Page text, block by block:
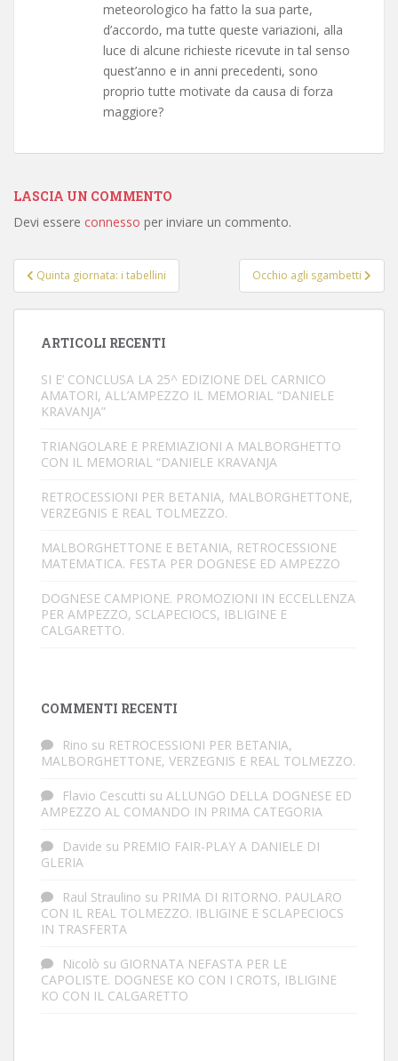
meteorologico ha fatto la sua parte,
d’accordo, ma tutte queste variazioni, alla
luce di alcune richieste ricevute in tal senso
quest’anno e in anni precedenti, sono
proprio tutte motivate da causa di forza
maggiore?
LASCIA UN COMMENTO
Devi essere connesso per inviare un commento.
Navigazione
articoli
Quinta giornata: i tabellini Occhio agli sgambetti
ARTICOLI RECENTI
SI E’ CONCLUSA LA 25^ EDIZIONE DEL CARNICO
AMATORI, ALL’AMPEZZO IL MEMORIAL “DANIELE
KRAVANJA”
TRIANGOLARE E PREMIAZIONI A MALBORGHETTO
CON IL MEMORIAL “DANIELE KRAVANJA
RETROCESSIONI PER BETANIA, MALBORGHETTONE,
VERZEGNIS E REAL TOLMEZZO.
MALBORGHETTONE E BETANIA, RETROCESSIONE
MATEMATICA. FESTA PER DOGNESE ED AMPEZZO
DOGNESE CAMPIONE. PROMOZIONI IN ECCELLENZA
PER AMPEZZO, SCLAPECIOCS, IBLIGINE E
CALGARETTO.
COMMENTI RECENTI
Rino su RETROCESSIONI PER BETANIA,
MALBORGHETTONE, VERZEGNIS E REAL TOLMEZZO.
Flavio Cescutti su ALLUNGO DELLA DOGNESE ED
AMPEZZO AL COMANDO IN PRIMA CATEGORIA
Davide su PREMIO FAIR-PLAY A DANIELE DI
GLERIA
Raul Straulino su PRIMA DI RITORNO. PAULARO
CON IL REAL TOLMEZZO. IBLIGINE E SCLAPECIOCS
IN TRASFERTA
Nicolò su GIORNATA NEFASTA PER LE
CAPOLISTE. DOGNESE KO CON I CROTS, IBLIGINE
KO CON IL CALGARETTO